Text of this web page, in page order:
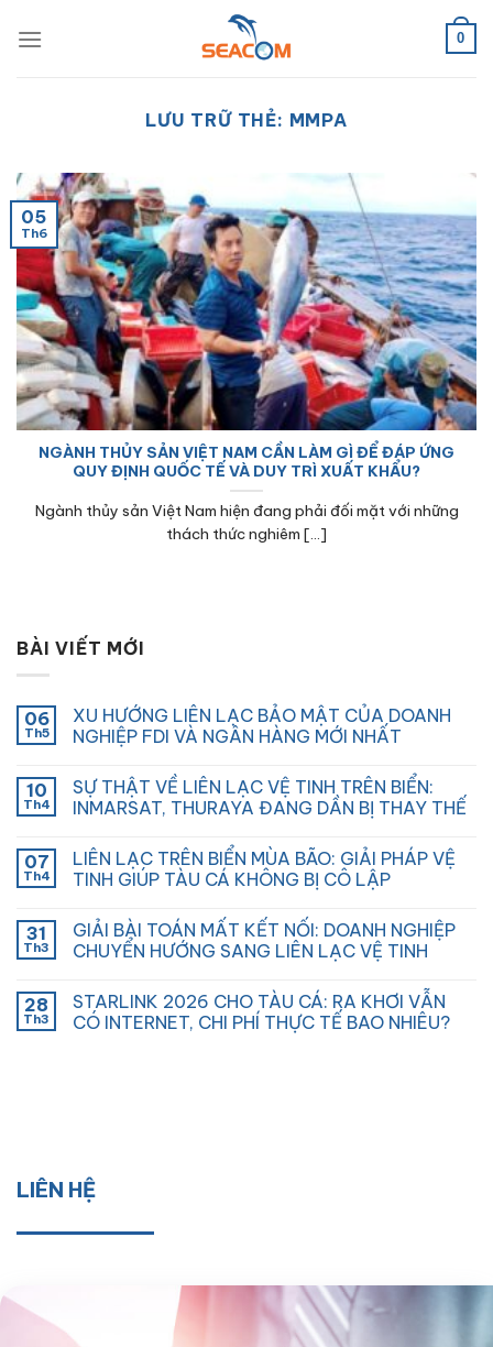
qua
0
LƯU TRỮ THẺ: MMPA
NGÀNH THỦY SẢN VIỆT NAM CẦN LÀM GÌ ĐỂ ĐÁP ỨNG
QUY ĐỊNH QUỐC TẾ VÀ DUY TRÌ XUẤT KHẨU?
Ngành thủy sản Việt Nam hiện đang phải đối mặt với những
thách thức nghiêm [...]
05
Th6
BÀI VIẾT MỚI
06
Th5
XU HƯỚNG LIÊN LẠC BẢO MẬT CỦA DOANH
NGHIỆP FDI VÀ NGÂN HÀNG MỚI NHẤT
10
Th4
SỰ THẬT VỀ LIÊN LẠC VỆ TINH TRÊN BIỂN:
INMARSAT, THURAYA ĐANG DẦN BỊ THAY THẾ
07
Th4
LIÊN LẠC TRÊN BIỂN MÙA BÃO: GIẢI PHÁP VỆ
TINH GIÚP TÀU CÁ KHÔNG BỊ CÔ LẬP
31
Th3
GIẢI BÀI TOÁN MẤT KẾT NỐI: DOANH NGHIỆP
CHUYỂN HƯỚNG SANG LIÊN LẠC VỆ TINH
28
Th3
STARLINK 2026 CHO TÀU CÁ: RA KHƠI VẪN
CÓ INTERNET, CHI PHÍ THỰC TẾ BAO NHIÊU?
LIÊN HỆ